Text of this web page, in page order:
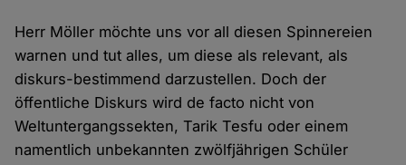
Herr Möller möchte uns vor all diesen Spinnereien
warnen und tut alles, um diese als relevant, als
diskurs-bestimmend darzustellen. Doch der
öffentliche Diskurs wird de facto nicht von
Weltuntergangssekten, Tarik Tesfu oder einem
namentlich unbekannten zwölfjährigen Schüler